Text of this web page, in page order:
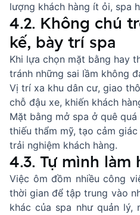
lượng khách hàng ít ỏi, spa
4.2. Không chú
kế, bày trí spa
Khi lựa chọn mặt bằng hay
tránh những sai lầm không
Vị trí xa khu dân cư, giao
chỗ đậu xe, khiến khách
Mặt bằng mở spa ở quê
thiếu thẩm mỹ, tạo cảm
trải nghiệm khách hàng.
4.3. Tự mình
Việc ôm đồm nhiều công
thời gian để tập trung vào
khác của spa như quản lý,